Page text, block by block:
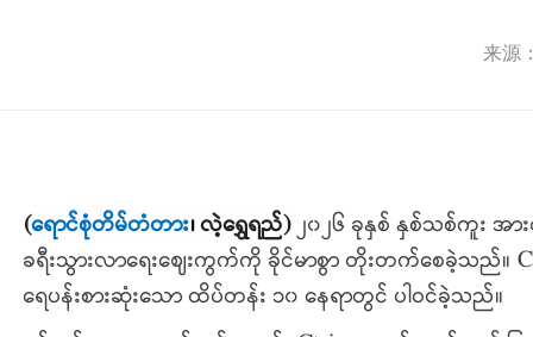
来源
(ရောင်စုံတိမ်တံတား၊လဲ့ရွှေရည်) ၂၀၂၆ ခုနှစ် နှစ်သစ်ကူး အ
ခရီးသွားလာရေးဈေးကွက်ကို ခိုင်မာစွာ တိုးတက်စေခဲ့သည်။
ရေပန်းစားဆုံးသော ထိပ်တန်း ၁၀ နေရာတွင် ပါဝင်ခဲ့သည်။